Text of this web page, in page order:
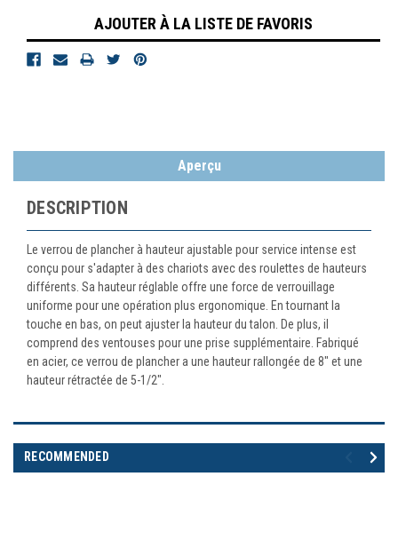
AJOUTER À LA LISTE DE FAVORIS
Aperçu
DESCRIPTION
Le verrou de plancher à hauteur ajustable pour service intense est
conçu pour s'adapter à des chariots avec des roulettes de hauteurs
différents. Sa hauteur réglable offre une force de verrouillage
uniforme pour une opération plus ergonomique. En tournant la
touche en bas, on peut ajuster la hauteur du talon. De plus, il
comprend des ventouses pour une prise supplémentaire. Fabriqué
en acier, ce verrou de plancher a une hauteur rallongée de 8" et une
hauteur rétractée de 5-1/2".
RECOMMENDED